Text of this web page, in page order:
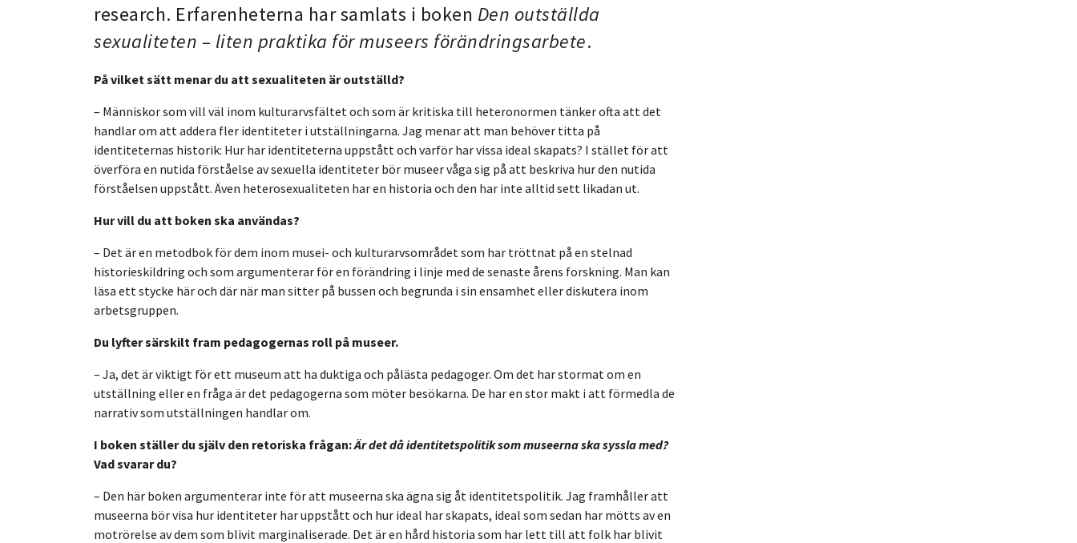
research. Erfarenheterna har samlats i boken Den outställda
sexualiteten – liten praktika för museers förändringsarbete.
På vilket sätt menar du att sexualiteten är outställd?
– Människor som vill väl inom kulturarvsfältet och som är kritiska till heteronormen tänker ofta att det
handlar om att addera fler identiteter i utställningarna. Jag menar att man behöver titta på
identiteternas historik: Hur har identiteterna uppstått och varför har vissa ideal skapats? I stället för att
överföra en nutida förståelse av sexuella identiteter bör museer våga sig på att beskriva hur den nutida
förståelsen uppstått. Även heterosexualiteten har en historia och den har inte alltid sett likadan ut.
Hur vill du att boken ska användas?
– Det är en metodbok för dem inom musei- och kulturarvsområdet som har tröttnat på en stelnad
historieskildring och som argumenterar för en förändring i linje med de senaste årens forskning. Man kan
läsa ett stycke här och där när man sitter på bussen och begrunda i sin ensamhet eller diskutera inom
arbetsgruppen.
Du lyfter särskilt fram pedagogernas roll på museer.
– Ja, det är viktigt för ett museum att ha duktiga och pålästa pedagoger. Om det har stormat om en
utställning eller en fråga är det pedagogerna som möter besökarna. De har en stor makt i att förmedla de
narrativ som utställningen handlar om.
I boken ställer du själv den retoriska frågan:Är det då identitetspolitik som museerna ska syssla med?
Vad svarar du?
– Den här boken argumenterar inte för att museerna ska ägna sig åt identitetspolitik. Jag framhåller att
museerna bör visa hur identiteter har uppstått och hur ideal har skapats, ideal som sedan har mötts av en
motrörelse av dem som blivit marginaliserade. Det är en hård historia som har lett till att folk har blivit